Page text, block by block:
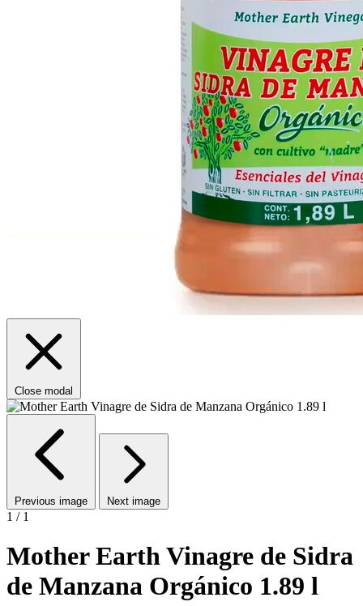
Close modal
Previous image Next image
1 / 1
Mother Earth Vinagre de Sidra
de Manzana Orgánico 1.89 l